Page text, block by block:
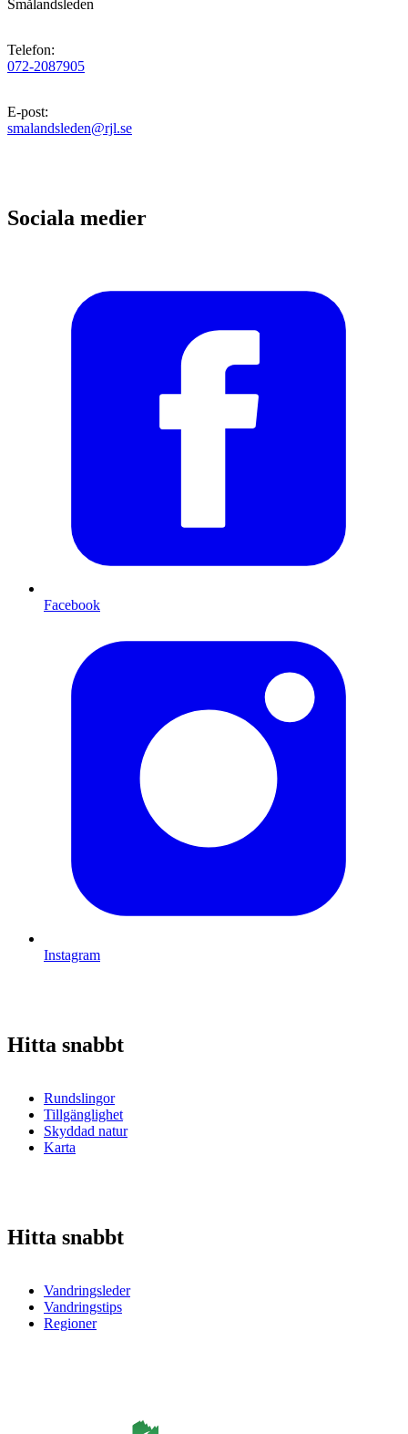
Smålandsleden
Telefon:
072-2087905
E-post:
smalandsleden@rjl.se
Sociala medier
Facebook
Instagram
Hitta snabbt
Rundslingor
Tillgänglighet
Skyddad natur
Karta
Hitta snabbt
Vandringsleder
Vandringstips
Regioner